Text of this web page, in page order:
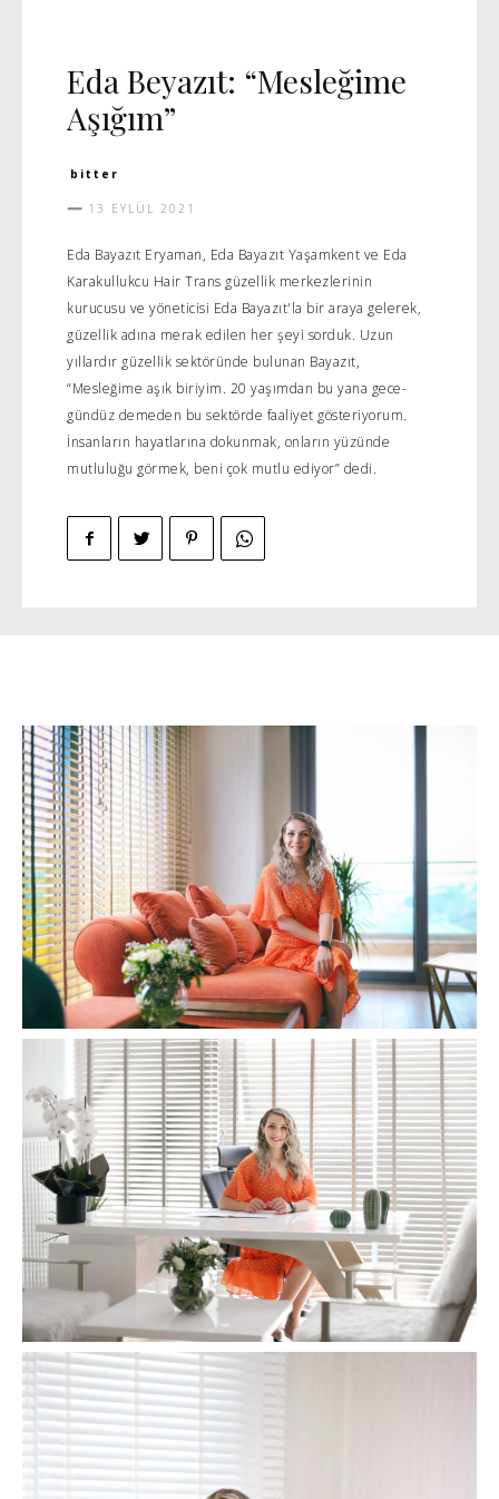
Eda Beyazıt: “Mesleğime
Aşığım”
bitter
13 EYLÜL 2021
Eda Bayazıt Eryaman, Eda Bayazıt Yaşamkent ve Eda
Karakullukcu Hair Trans güzellik merkezlerinin
kurucusu ve yöneticisi Eda Bayazıt'la bir araya gelerek,
güzellik adına merak edilen her şeyi sorduk. Uzun
yıllardır güzellik sektöründe bulunan Bayazıt,
“Mesleğime aşık biriyim. 20 yaşımdan bu yana gece-
gündüz demeden bu sektörde faaliyet gösteriyorum.
İnsanların hayatlarına dokunmak, onların yüzünde
mutluluğu görmek, beni çok mutlu ediyor” dedi.